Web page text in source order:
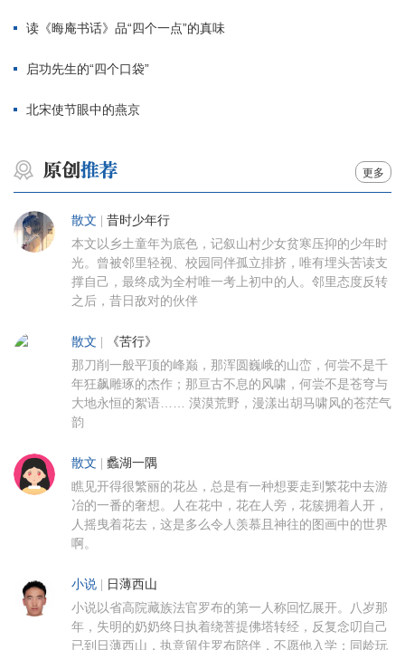
读《晦庵书话》品“四个一点”的真味
启功先生的“四个口袋”
北宋使节眼中的燕京
更多
散文 昔时少年行
本文以乡土童年为底色，记叙山村少女贫寒压抑的少年时
光。曾被邻里轻视、校园同伴孤立排挤，唯有埋头苦读支
撑自己，最终成为全村唯一考上初中的人。邻里态度反转
之后，昔日敌对的伙伴
散文 《苦行》
那刀削一般平顶的峰巅，那浑圆巍峨的山峦，何尝不是千
年狂飙雕琢的杰作；那亘古不息的风啸，何尝不是苍穹与
大地永恒的絮语…… 漠漠荒野，漫漾出胡马啸风的苍茫气
韵
散文 蠡湖一隅
瞧见开得很繁丽的花丛，总是有一种想要走到繁花中去游
冶的一番的奢想。人在花中，花在人旁，花簇拥着人开，
人摇曳着花去，这是多么令人羡慕且神往的图画中的世界
啊。
小说 日薄西山
小说以省高院藏族法官罗布的第一人称回忆展开。八岁那
年，失明的奶奶终日执着绕菩提佛塔转经，反复念叨自己
已到日薄西山，执意留住罗布陪伴，不愿他入学；同龄玩